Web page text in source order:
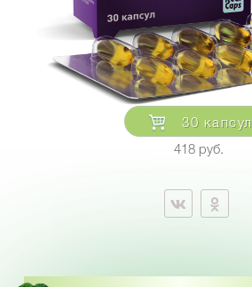
30 капсул
418 руб.